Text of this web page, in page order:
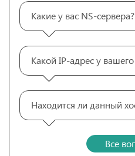
Какие у вас NS-сервера?
Какой IP-адрес у вашего
Находится ли данный
Все